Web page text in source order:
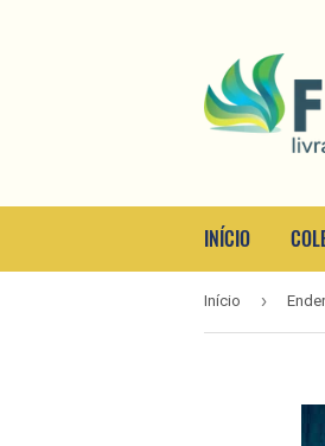
INÍCIO
Início ›